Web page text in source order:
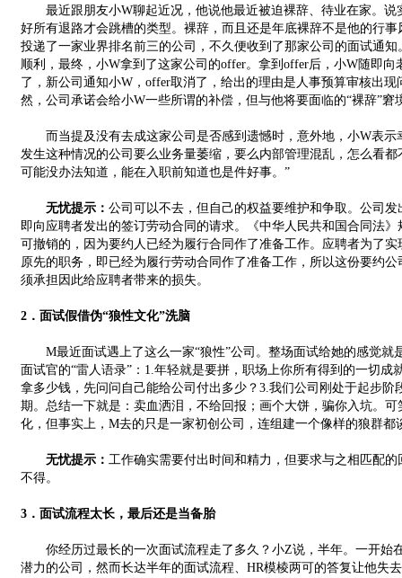
最近跟朋友小W聊起近况，他说他最近被迫裸辞、待业在家。说
好所有退路才会跳槽的类型。裸辞，而且还是年底裸辞不是他的行
投递了一家业界排名前三的公司，不久便收到了那家公司的面试通
顺利，最终，小W拿到了这家公司的offer。拿到offer后，小W随即
了，新公司通知小W，offer取消了，给出的理由是人事预算审核出
然，公司承诺会给小W一些所谓的补偿，但与他将要面临的“裸辞”窘
而当提及没有去成这家公司是否感到遗憾时，意外地，小W表示
发生这种情况的公司要么业务量萎缩，要么内部管理混乱，怎么看
可能没办法知道，能在入职前知道也是件好事。”
无忧提示： 公司可以不去，但自己的权益要维护和争取。公司
即向应聘者发出的签订劳动合同的请求。《中华人民共和国合同法
可撤销的，因为要约人已经为履行合同作了准备工作。应聘者为了
原先的职务，即已经为履行劳动合同作了准备工作，所以这份要约
须承担因此给应聘者带来的损失。
2．面试假借伪“狼性文化”洗脑
M最近面试遇上了这么一家“狼性”公司。整场面试给她的感觉就
面试官的“雷人语录”：1.年轻就是要拼，职场上你所有得到的一切成
拿多少钱，先问问自己能给公司付出多少？3.我们公司刚处于起步阶
期。总结一下就是：卖血洒泪，不给回报；画个大饼，骗你入坑。
化，但事实上，M去的只是一家初创公司，连组建一个像样的狼群都
无忧提示： 工作确实需要付出时间和精力，但要求与之相匹配
不得。
3．面试流程太长，最后还是当备胎
你经历过最长的一次面试流程走了多久？小Z说，半年。一开始
潜力的公司，然而长达半年的面试流程、HR模棱两可的答复让他失